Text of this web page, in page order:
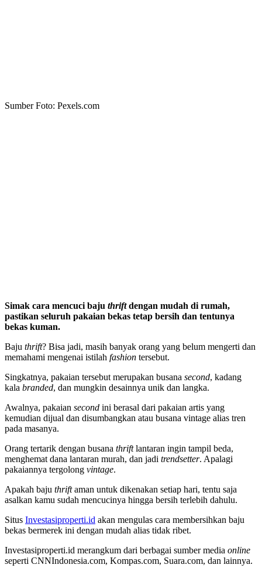
Sumber Foto: Pexels.com
Simak cara mencuci baju thriftdengan mudah di rumah,
pastikan seluruh pakaian bekas tetap bersih dan tentunya
bekas kuman.
Baju thrift? Bisa jadi, masih banyak orang yang belum mengerti dan
memahami mengenai istilah fashion tersebut.
Singkatnya, pakaian tersebut merupakan busana second, kadang
kala branded, dan mungkin desainnya unik dan langka.
Awalnya, pakaian second ini berasal dari pakaian artis yang
kemudian dijual dan disumbangkan atau busana vintage alias tren
pada masanya.
Orang tertarik dengan busana thriftlantaran ingin tampil beda,
menghemat dana lantaran murah, dan jadi trendsetter. Apalagi
pakaiannya tergolong vintage.
Apakah baju thriftaman untuk dikenakan setiap hari, tentu saja
asalkan kamu sudah mencucinya hingga bersih terlebih dahulu.
Situs Investasiproperti.id akan mengulas cara membersihkan baju
bekas bermerek ini dengan mudah alias tidak ribet.
Investasiproperti.id merangkum dari berbagai sumber media online
seperti CNNIndonesia.com, Kompas.com, Suara.com, dan lainnya.